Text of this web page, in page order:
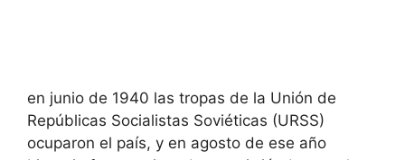
en junio de 1940 las tropas de la Unión de
Repúblicas Socialistas Soviéticas (URSS)
ocuparon el país, y en agosto de ese año